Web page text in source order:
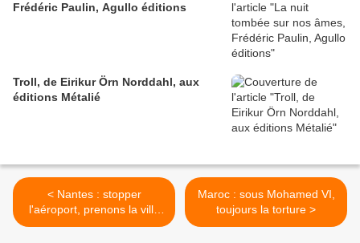
Frédéric Paulin, Agullo éditions
Troll, de Eirikur Örn Norddahl, aux
éditions Métalié
< Nantes : stopper
l'aéroport, prenons la ville
samedi
Maroc : sous Mohamed VI,
toujours la torture >